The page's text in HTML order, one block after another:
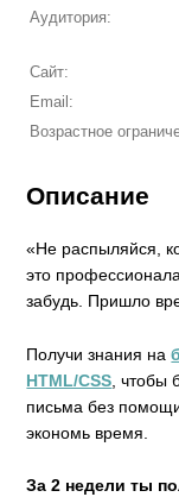
Аудитория:
Сайт:
Email:
Возрастное
Описание
«Не распыляйся,
это
забудь. Пришло
Получи знания на
HTML/CSS , чтобы
письма без помощи
экономь время.
За 2 недели ты